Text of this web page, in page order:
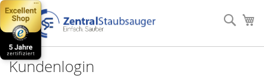
Direkt
zum
Inhalt
Kundenlogin